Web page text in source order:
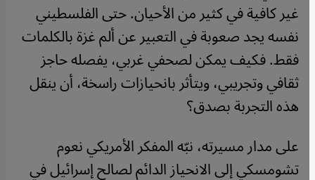
غير كافية في كثير من الأحيان. حتى الفلسطيني
نفسه يجد صعوبة في التعبير عن ألم غزة بالكلمات
فقط. فكيف يمكن لصحفي غربي، يفصله حاجز
ثقافي وتجريبي، ويتأثر بانحيازات راسخة، أن ينقل
هذه التجربة بصدق؟
على مدار مسيرته، نبّه المفكر الأمريكي نعوم
تشومسكي إلى الانحياز الدائم لصالح إسرائيل في